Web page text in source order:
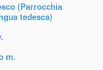
(Parrocchia
tedesca)
m.